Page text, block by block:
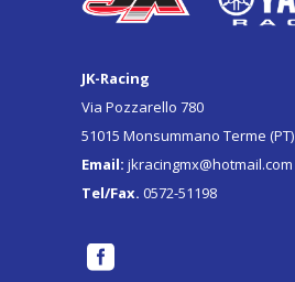
JK-Racing
Via Pozzarello 780
51015 Monsummano Terme (PT)
Email: jkracingmx@hotmail.com
Tel/Fax. 0572-51198